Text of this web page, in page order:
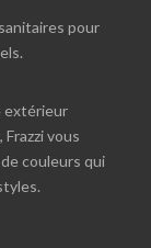
pour
extérieur
vous
couleurs qui